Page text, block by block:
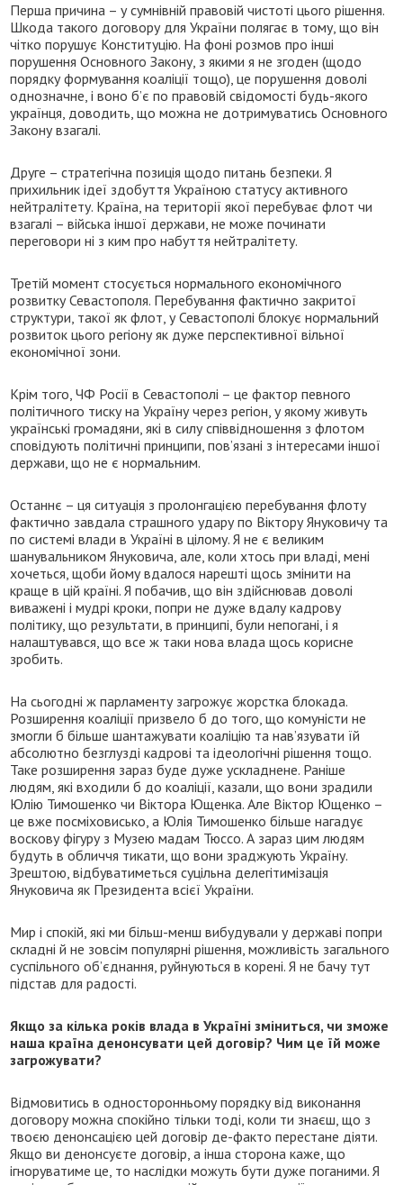
Перша причина – у сумнівній правовій чистоті цього рішення.
Шкода такого договору для України полягає в тому, що він
чітко порушує Конституцію. На фоні розмов про інші
порушення Основного Закону, з якими я не згоден (щодо
порядку формування коаліції тощо), це порушення доволі
однозначне, і воно б’є по правовій свідомості будь-якого
українця, доводить, що можна не дотримуватись Основного
Закону взагалі.
Друге – стратегічна позиція щодо питань безпеки. Я
прихильник ідеї здобуття Україною статусу активного
нейтралітету. Країна, на території якої перебуває флот чи
взагалі – війська іншої держави, не може починати
переговори ні з ким про набуття нейтралітету.
Третій момент стосується нормального економічного
розвитку Севастополя. Перебування фактично закритої
структури, такої як флот, у Севастополі блокує нормальний
розвиток цього регіону як дуже перспективної вільної
економічної зони.
Крім того, ЧФ Росії в Севастополі – це фактор певного
політичного тиску на Україну через регіон, у якому живуть
українські громадяни, які в силу співвідношення з флотом
сповідують політичні принципи, пов’язані з інтересами іншої
держави, що не є нормальним.
Останнє – ця ситуація з пролонгацією перебування флоту
фактично завдала страшного удару по Віктору Януковичу та
по системі влади в Україні в цілому. Я не є великим
шанувальником Януковича, але, коли хтось при владі, мені
хочеться, щоби йому вдалося нарешті щось змінити на
краще в цій країні. Я побачив, що він здійснював доволі
виважені і мудрі кроки, попри не дуже вдалу кадрову
політику, що результати, в принципі, були непогані, і я
налаштувався, що все ж таки нова влада щось корисне
зробить.
На сьогодні ж парламенту загрожує жорстка блокада.
Розширення коаліції призвело б до того, що комуністи не
змогли б більше шантажувати коаліцію та нав’язувати їй
абсолютно безглузді кадрові та ідеологічні рішення тощо.
Таке розширення зараз буде дуже ускладнене. Раніше
людям, які входили б до коаліції, казали, що вони зрадили
Юлію Тимошенко чи Віктора Ющенка. Але Віктор Ющенко –
це вже посміховисько, а Юлія Тимошенко більше нагадує
воскову фігуру з Музею мадам Тюссо. А зараз цим людям
будуть в обличчя тикати, що вони зраджують Україну.
Зрештою, відбуватиметься суцільна делегітимізація
Януковича як Президента всієї України.
Мир і спокій, які ми більш-менш вибудували у державі попри
складні й не зовсім популярні рішення, можливість загального
суспільного об’єднання, руйнуються в корені. Я не бачу тут
підстав для радості.
Якщо за кілька років влада в Україні зміниться, чи зможе
наша країна денонсувати цей договір? Чим це їй може
загрожувати?
Відмовитись в односторонньому порядку від виконання
договору можна спокійно тільки тоді, коли ти знаєш, що з
твоєю денонсацією цей договір де-факто перестане діяти.
Якщо ви денонсуєте договір, а інша сторона каже, що
ігноруватиме це, то наслідки можуть бути дуже поганими. Я